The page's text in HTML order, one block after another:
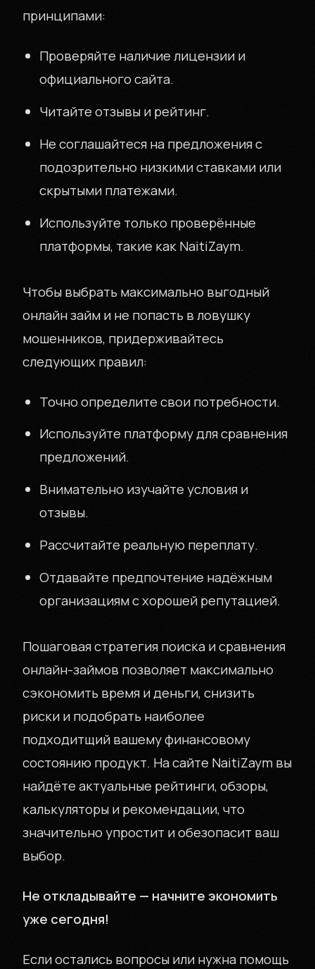
принципами:
Проверяйте наличие лицензии и
официального сайта.
Читайте отзывы и рейтинг.
Не соглашайтеcя на предложения с
подозрительно низкими ставками или
скрытыми платежами.
Используйте только проверённые
платформы, такие как NaitiZaym.
Чтобы выбрать максимально выгодный
онлайн займ и не попасть в ловушку
мошенников, придерживайтесь
следующих правил:
Точно определите свои потребности.
Используйте платформу для сравнения
предложений.
Внимательно изучайте условия и
отзывы.
Рассчитайте реальную переплату.
Отдавайте предпочтение надёжным
организациям с хорошей репутацией.
Пошаговая стратегия поиска и сравнения
онлайн-займов позволяет максимально
сэкономить время и деньги, снизить
риски и подобрать наиболее
подходитщий вашему финансовому
состоянию продукт. На сайте NaitiZaym вы
найдёте актуальные рейтинги, обзоры,
калькуляторы и рекомендации, что
значительно упростит и обезопасит ваш
выбор.
Не откладывайте — начните экономить
уже сегодня!
Если остались вопросы или нужна помощь